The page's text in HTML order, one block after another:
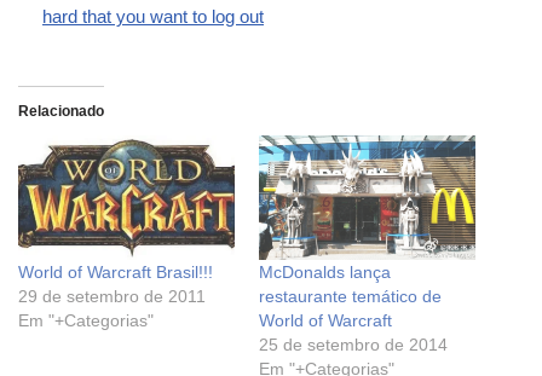
hard that you want to log out
Relacionado
World of Warcraft Brasil!!!
29 de setembro de 2011
Em "+Categorias"
McDonalds lança
restaurante temático de
World of Warcraft
25 de setembro de 2014
Em "+Categorias"